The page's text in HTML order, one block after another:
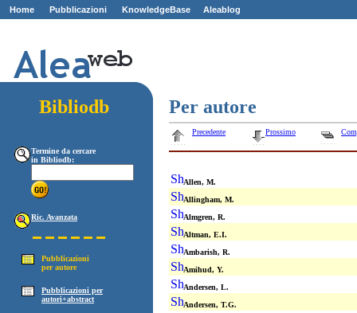
Home Pubblicazioni KnowledgeBase Aleablog
Bibliodb Per autore
Termine da cercare
in Bibliodb:
Ric. Avanzata
Pubblicazioni
per autore
Pubblicazioni per
autori+abstract
Precedente Prossimo
Allen, M.
Allingham, M.
Almgren, R.
Altman, E.I.
Ambarish, R.
Amihud, Y.
Andersen, L.
Andersen, T.G.